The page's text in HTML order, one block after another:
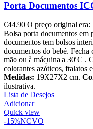
Porta Documentos
€44.90 O preço original era:
Bolsa porta documentos em
documentos tem bolsos
documentos do bebé. Fecha
mão ou à máquina a 30ºC .
colorantes azóticos, ftalatos
Medidas: 19X27X2 cm.
ilustrativa.
Lista de Desejos
Adicionar
Quick view
-15%NOVO